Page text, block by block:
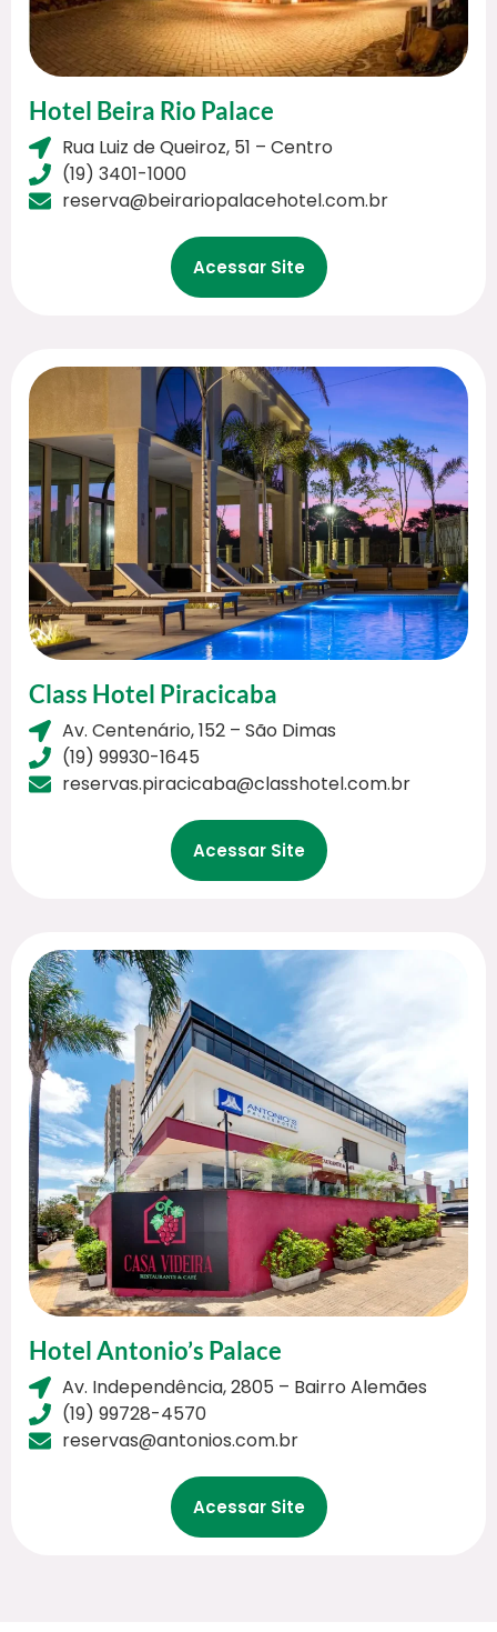
Hotel Beira Rio Palace
Rua Luiz de Queiroz, 51 – Centro
(19) 3401-1000
reserva@beirariopalacehotel.com.br
Acessar Site
Class Hotel Piracicaba
Av. Centenário, 152 – São Dimas
(19) 99930-1645
reservas.piracicaba@classhotel.com.br
Acessar Site
Hotel Antonio’s Palace
Av. Independência, 2805 – Bairro Alemães
(19) 99728-4570
reservas@antonios.com.br
Acessar Site